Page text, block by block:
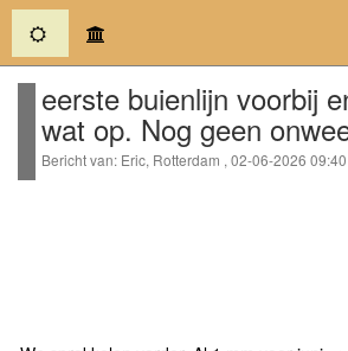
(current)
eerste buienlijn voorbij
wat op. Nog geen
Bericht van: Eric, Rotterdam , 02-06-2026 09:40